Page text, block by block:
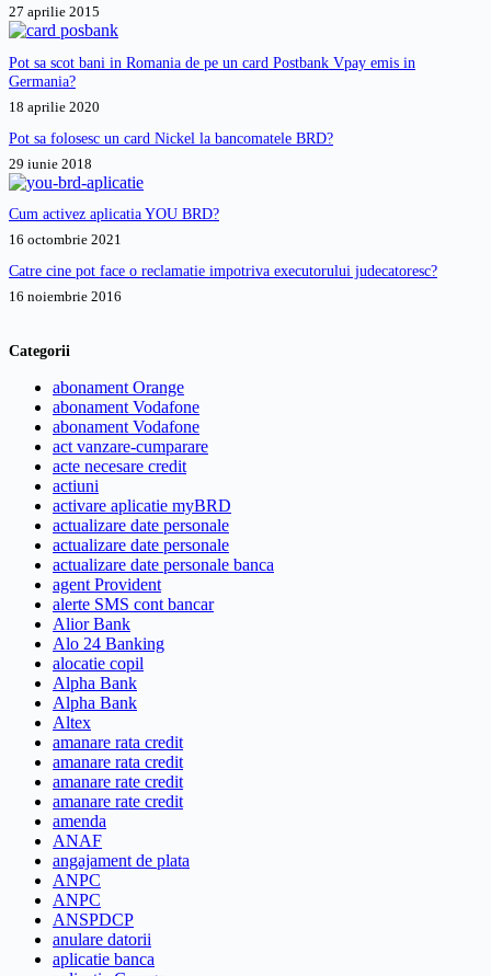
27 aprilie 2015
Pot sa scot bani in Romania de pe un card Postbank Vpay emis in
Germania?
18 aprilie 2020
Pot sa folosesc un card Nickel la bancomatele BRD?
29 iunie 2018
Cum activez aplicatia YOU BRD?
16 octombrie 2021
Catre cine pot face o reclamatie impotriva executorului judecatoresc?
16 noiembrie 2016
Categorii
abonament Orange
abonament Vodafone
abonament Vodafone
act vanzare-cumparare
acte necesare credit
actiuni
activare aplicatie myBRD
actualizare date personale
actualizare date personale
actualizare date personale banca
agent Provident
alerte SMS cont bancar
Alior Bank
Alo 24 Banking
alocatie copil
Alpha Bank
Alpha Bank
Altex
amanare rata credit
amanare rata credit
amanare rate credit
amanare rate credit
amenda
ANAF
angajament de plata
ANPC
ANPC
ANSPDCP
anulare datorii
aplicatie banca